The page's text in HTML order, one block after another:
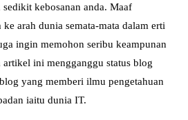
kebosanan anda. Maaf
arah dunia semata-mata dalam erti
ingin memohon seribu keampunan
ini mengganggu status blog
yang memberi ilmu pengetahuan
iaitu dunia IT.